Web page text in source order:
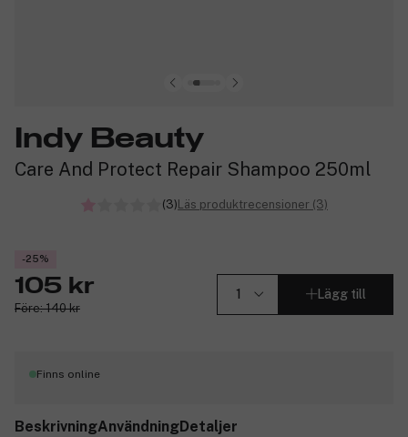
Indy Beauty
Care And Protect Repair Shampoo 250ml
(3) Läs produktrecensioner (3)
-25%
105 kr
Före: 140 kr
Lägg till
Finns online
BeskrivningAnvändningDetaljer